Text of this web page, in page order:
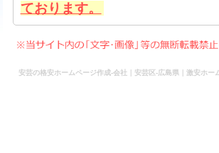
ております。
安芸の格安ホームページ作成-会社｜安芸区-広島県｜激安ホー